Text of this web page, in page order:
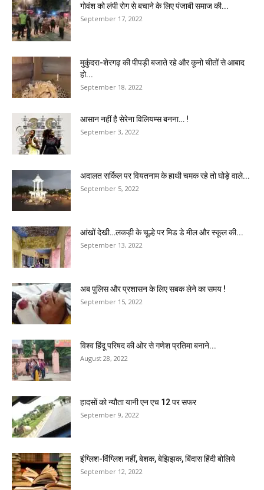
गोवंश को लंपी रोग से बचाने के लिए पंजाबी समाज की...
September 17, 2022
मुकुंदरा-शेरगढ़ की पीपड़ी बजाते रहे और कूनो चीतों से आबाद
हो...
September 18, 2022
आसान नहीं है सेरेना विलियम्स बनना… !
September 3, 2022
अदालत सर्किल पर वियतनाम के हाथी चमक रहे तो घोड़े वाले...
September 5, 2022
आंखों देखी…लकड़ी के चूल्हे पर मिड डे मील और स्कूल की...
September 13, 2022
अब पुलिस और प्रशासन के लिए सबक लेने का समय !
September 15, 2022
विश्व हिंदू परिषद की ओर से गणेश प्रतिमा बनाने...
August 28, 2022
हादसों को न्यौता यानी एन एच 12 पर सफर
September 9, 2022
इंग्लिश-विंग्लिश नहीं, बेशक, बेझिझक, बिंदास हिंदी बोलिये
September 12, 2022